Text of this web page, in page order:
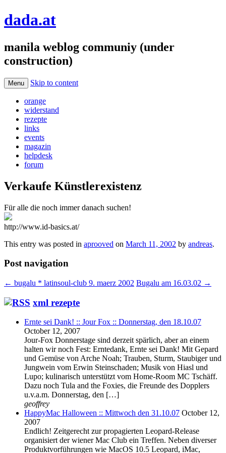
dada.at
manila weblog communiy (under
construction)
Menu Skip to content
orange
widerstand
rezepte
links
events
magazin
helpdesk
forum
Verkaufe Künstlerexistenz
Für alle die noch immer danach suchen!
http://www.id-basics.at/
This entry was posted in aprooved on March 11, 2002 by andreas.
Post navigation
← bugalu * latinsoul-club 9. maerz 2002 Bugalu am 16.03.02 →
xml rezepte
Ernte sei Dank! :: Jour Fox :: Donnerstag, den 18.10.07
October 12, 2007
Jour-Fox Donnerstage sind derzeit spärlich, aber an einem
halten wir noch Fest: Erntedank, Ernte sei Dank! Mit Gepard
und Gemüse von Arche Noah; Trauben, Sturm, Staubiger und
Jungwein vom Erwin Steinschaden; Musik von Hiasl und
Lupo; kulinarisch unterstützt vom Home-Room MC Tschäff.
Dazu noch Tula and the Foxies, die Freunde des Dopplers
u.v.a.m. Donnerstag, den […]
geoffrey
HappyMac Halloween :: Mittwoch den 31.10.07 October 12,
2007
Endlich! Zeitgerecht zur propagierten Leopard-Release
organisiert der wiener Mac Club ein Treffen. Neben diverser
Produktvorführungen wie MacOS 10.5 Leopard, iMac,